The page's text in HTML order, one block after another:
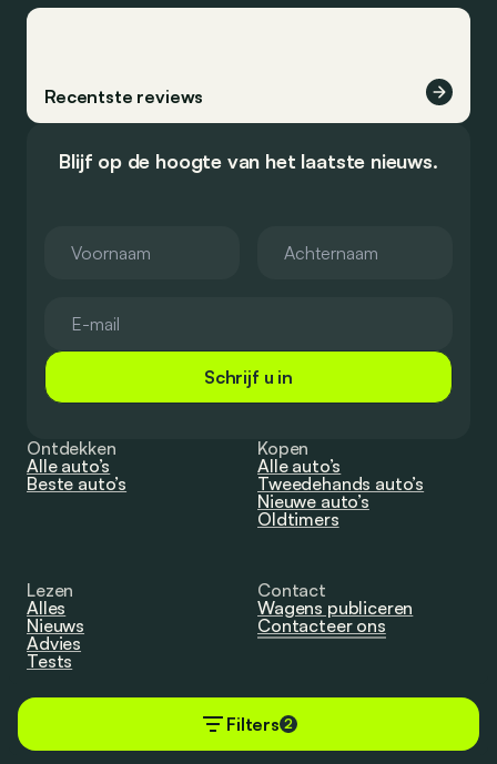
Filters 2
Recentste reviews
Blijf op de hoogte van het laatste nieuws.
Schrijf u in
Ontdekken
Alle auto’s
Beste auto’s
Kopen
Alle auto’s
Tweedehands auto’s
Nieuwe auto’s
Oldtimers
Lezen
Alles
Nieuws
Advies
Tests
Contact
Wagens publiceren
Contacteer ons